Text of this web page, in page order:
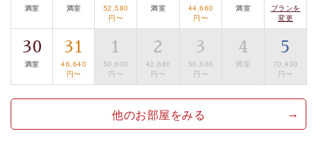
以上がプラン内容です。
上諏訪温泉“しんゆ”なら諏訪大社など歴史ある諏訪の街
で心癒されます。 清らかな源泉、自然の恵みあるお食
事、諏訪湖に包まれるお部屋、 大人のたしなみを感じて
いただける、美しく癒される宿で贅沢に幸せのときを安
心してお過ごしください。
満室 満室
52,580
円〜
満室
44,660
円〜
満室
プランを
変更
30
満室
31
46,640
円〜
1
50,600
円〜
2
42,680
円〜
3
50,600
円〜
4
満室
5
70,400
円〜
他のお部屋をみる